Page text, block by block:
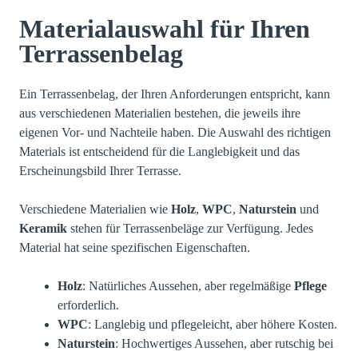
Materialauswahl für Ihren
Terrassenbelag
Ein Terrassenbelag, der Ihren Anforderungen entspricht, kann
aus verschiedenen Materialien bestehen, die jeweils ihre
eigenen Vor- und Nachteile haben. Die Auswahl des richtigen
Materials ist entscheidend für die Langlebigkeit und das
Erscheinungsbild Ihrer Terrasse.
Verschiedene Materialien wie Holz, WPC, Naturstein und
Keramik stehen für Terrassenbeläge zur Verfügung. Jedes
Material hat seine spezifischen Eigenschaften.
Holz: Natürliches Aussehen, aber regelmäßige Pflege
erforderlich.
WPC: Langlebig und pflegeleicht, aber höhere Kosten.
Naturstein: Hochwertiges Aussehen, aber rutschig bei